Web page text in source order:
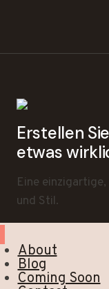
Erstellen
etwas
Eine
und Stil.
About
Blog
Coming Soon